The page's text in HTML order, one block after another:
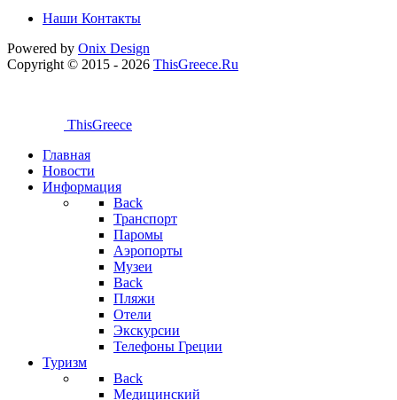
Наши Контакты
Powered by Onix Design
Copyright © 2015 - 2026 ThisGreece.Ru
ThisGreece
Главная
Новости
Информация
Back
Транспорт
Паромы
Аэропорты
Музеи
Back
Пляжи
Отели
Экскурсии
Телефоны Греции
Туризм
Back
Медицинский